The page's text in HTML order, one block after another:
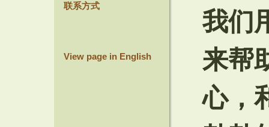
联系方式
View page in English
我们
来帮
心，